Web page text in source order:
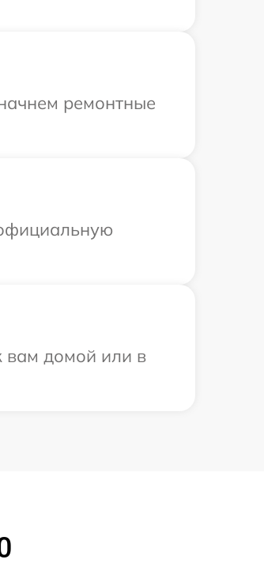
ремонтные
вам домой или в